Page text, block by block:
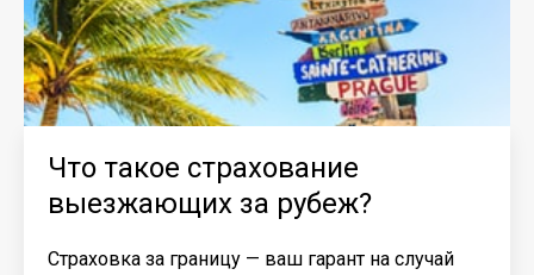
Что такое страхование
выезжающих за рубеж?
Страховка за границу — ваш гарант на случай